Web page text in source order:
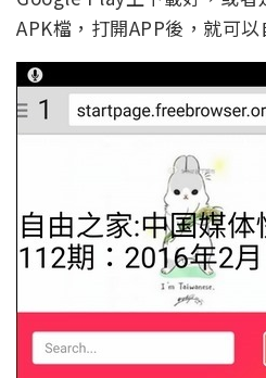
APK檔，打開APP後，就可以